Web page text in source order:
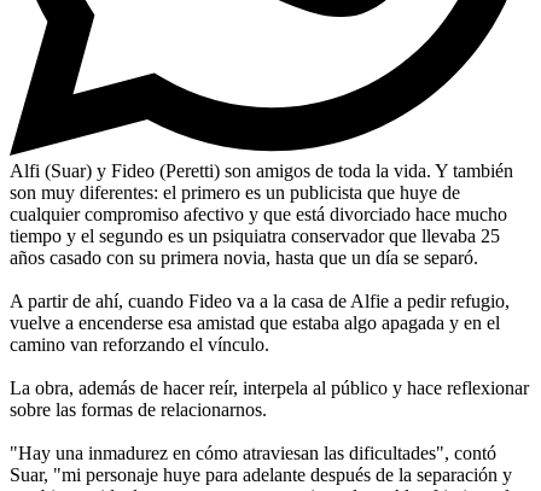
Alfi (Suar) y Fideo (Peretti) son amigos de toda la vida. Y también
son muy diferentes: el primero es un publicista que huye de
cualquier compromiso afectivo y que está divorciado hace mucho
tiempo y el segundo es un psiquiatra conservador que llevaba 25
años casado con su primera novia, hasta que un día se separó.
A partir de ahí, cuando Fideo va a la casa de Alfie a pedir refugio,
vuelve a encenderse esa amistad que estaba algo apagada y en el
camino van reforzando el vínculo.
La obra, además de hacer reír, interpela al público y hace reflexionar
sobre las formas de relacionarnos.
"Hay una inmadurez en cómo atraviesan las dificultades", contó
Suar, "mi personaje huye para adelante después de la separación y